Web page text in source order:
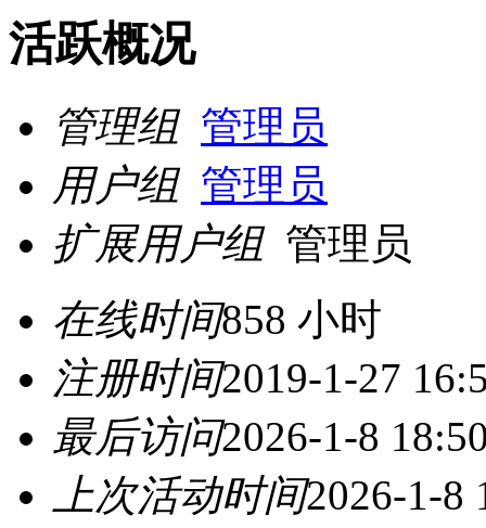
活跃概况
管理组 管理员
用户组 管理员
扩展用户组 管理员
在线时间858 小时
注册时间2019-1-27
最后访问2026-1-8
上次活动时间2026-1-8